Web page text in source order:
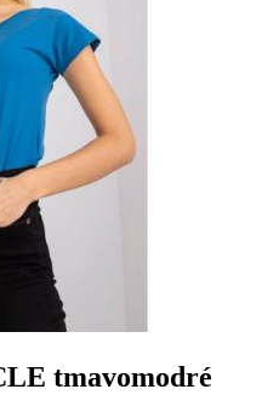
tmavomodré